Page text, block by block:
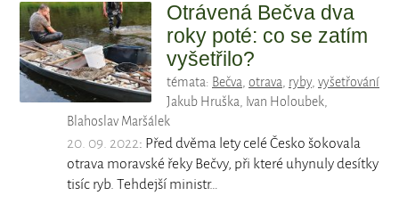
Otrávená Bečva dva
roky poté: co se zatím
vyšetřilo?
témata: Bečva, otrava, ryby, vyšetřování
Jakub Hruška, Ivan Holoubek,
Blahoslav Maršálek
20. 09. 2022: Před dvěma lety celé Česko šokovala
otrava moravské řeky Bečvy, při které uhynuly desítky
tisíc ryb. Tehdejší ministr…